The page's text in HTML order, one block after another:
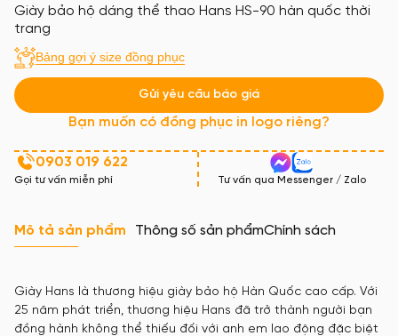
Giày bảo hộ dáng thể thao Hans HS-90 hàn quốc thời
trang
Bảng gợi ý size đồng phục
Gửi yêu cầu báo giá
Bạn muốn có đồng phục in logo riêng?
0903 019 622
Gọi tư vấn miễn phí Tư vấn qua Messenger / Zalo
Mô tả sản phẩm Thông số sản phẩmChính sách
Giày Hans là thương hiệu giày bảo hộ Hàn Quốc cao cấp. Với
25 năm phát triển, thương hiệu Hans đã trở thành người bạn
đồng hành không thể thiếu đối với anh em lao động đặc biệt